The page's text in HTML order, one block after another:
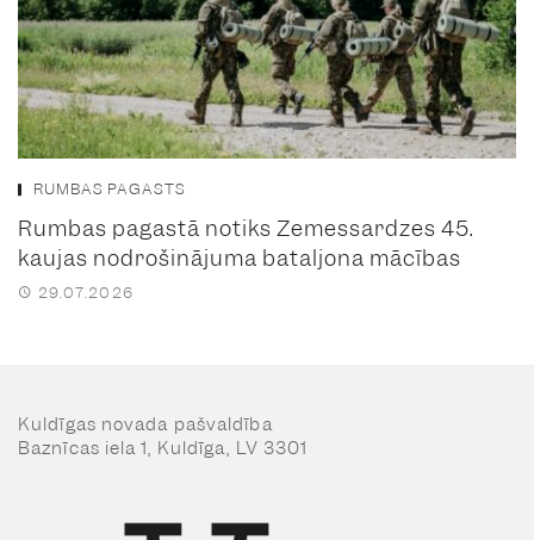
RUMBAS PAGASTS
Rumbas pagastā notiks Zemessardzes 45.
kaujas nodrošinājuma bataljona mācības
29.07.2026
Kuldīgas novada pašvaldība
Baznīcas iela 1, Kuldīga, LV 3301